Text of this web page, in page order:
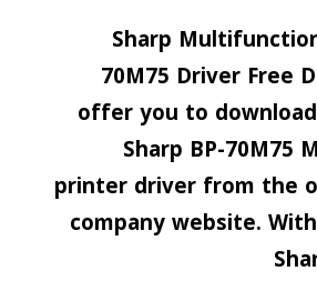
Sharp
70M75 Driver Free
offer you to
Sharp BP-70M75
printer driver from the
company website.